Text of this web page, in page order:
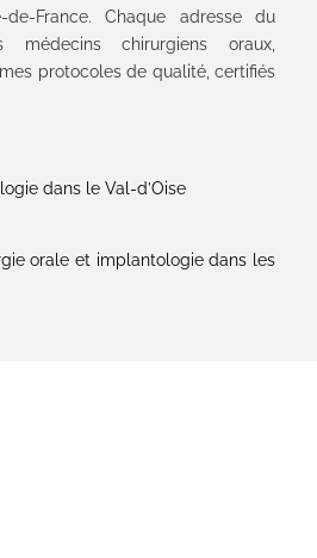
France. Chaque adresse du
chirurgiens oraux,
protocoles de qualité, certifiés
dans le Val-d’Oise
orale et implantologie dans les